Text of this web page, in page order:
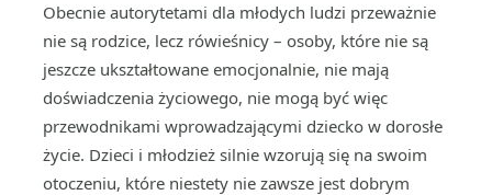
Obecnie autorytetami dla młodych ludzi przeważnie
nie są rodzice, lecz rówieśnicy – osoby, które nie są
jeszcze ukształtowane emocjonalnie, nie mają
doświadczenia życiowego, nie mogą być więc
przewodnikami wprowadzającymi dziecko w dorosłe
życie. Dzieci i młodzież silnie wzorują się na swoim
otoczeniu, które niestety nie zawsze jest dobrym